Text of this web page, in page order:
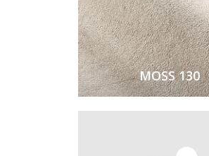
MOSS 130